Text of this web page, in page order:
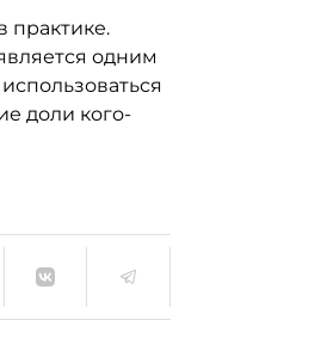
практике.
одним
доли кого-